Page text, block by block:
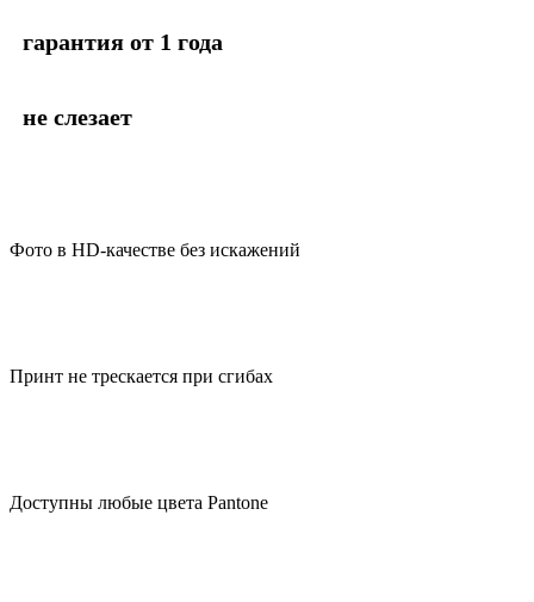
гарантия от 1 года
не слезает
Фото в HD-качестве без искажений
Принт не трескается при сгибах
Доступны любые цвета Pantone